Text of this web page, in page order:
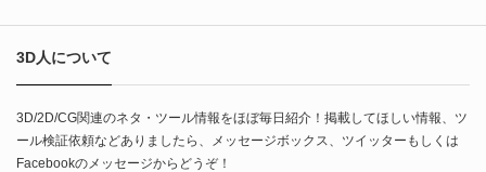
3D人について
3D/2D/CG関連のネタ・ツール情報をほぼ毎日紹介！掲載してほしい情報、ツ
ール検証依頼などありましたら、メッセージボックス、ツイッターもしくは
Facebookのメッセージからどうぞ！